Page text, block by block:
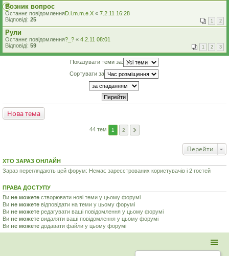
Возник вопрос
Останнє повідомленняD.i.m.m.e.X « 7.2.11 16:28
Відповіді: 25 1 2
Рули
Останнє повідомлення?_? « 4.2.11 08:01
Відповіді: 59 1 2 3
Показувати теми за:
Сортувати за
Нова тема
44 тем 1 2
Перейти
ХТО ЗАРАЗ ОНЛАЙН
Зараз переглядають цей форум: Немає зареєстрованих користувачів і 2 гостей
ПРАВА ДОСТУПУ
Ви не можете створювати нові теми у цьому форумі
Ви не можете відповідати на теми у цьому форумі
Ви не можете редагувати ваші повідомлення у цьому форумі
Ви не можете видаляти ваші повідомлення у цьому форумі
Ви не можете додавати файли у цьому форумі